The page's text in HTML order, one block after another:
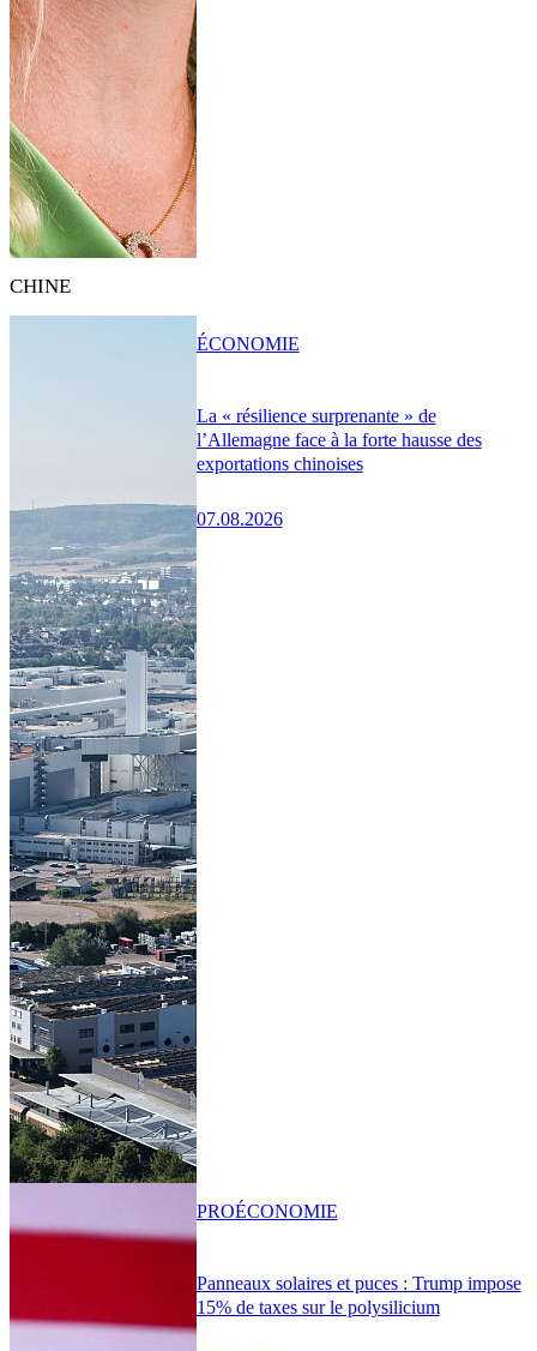
CHINE
La « résilience surprenante » de
l’Allemagne face à la forte hausse des
exportations chinoises
07.08.2026
ÉCONOMIE
Panneaux solaires et puces : Trump impose
15% de taxes sur le polysilicium
PROÉCONOMIE